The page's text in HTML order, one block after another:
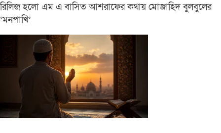
রিলিজ হলো এম এ বাসিত আশরাফের কথায় মোজাহিদ বুলবুলের
‘মনপাখি’